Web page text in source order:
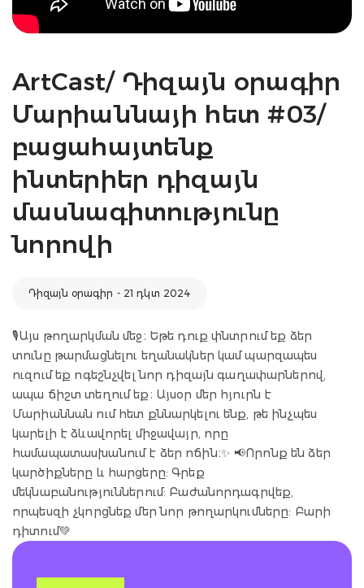
ArtCast/ Դիզայն օրագիր
Մարիաննայի հետ #03/
բացահայտենք
ինտերիեր դիզայն
մասնագիտությունը
նորովի
Դիզայն օրագիր - 21 դկտ 2024
🎙️Այս թողարկման մեջ։ Եթե դուք փնտրում եք ձեր
տունը թարմացնելու եղանակներ կամ պարզապես
ուզում եք ոգեշնչվել նոր դիզայն գաղափարներով,
ապա ճիշտ տեղում եք։ Այսօր մեր հյուրն է
Մարիաննան ում հետ քննարկելու ենք, թե ինչպես
կարելի է ձևավորել միջավայր, որը
համապատասխանում է ձեր ոճին։✨️ 📢Որոնք են ձեր
կարծիքները և հարցերը: Գրեք
մեկնաբանություններում: Բաժանորդագրվեք,
որպեսզի չկորցնեք մեր նոր թողարկումները: Բարի
դիտում💚